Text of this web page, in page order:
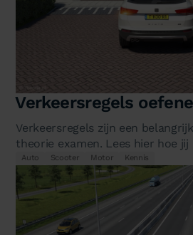
Verkeersregels
Verkeersregels zijn een
theorie examen. Lees hier hoe jij
oefent zodat je goed…
Auto Scooter Motor Kennis